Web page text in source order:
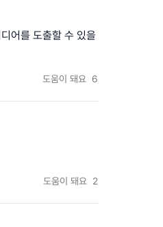
어를 도출할 수 있을
도움이 돼요 6
도움이 돼요 2